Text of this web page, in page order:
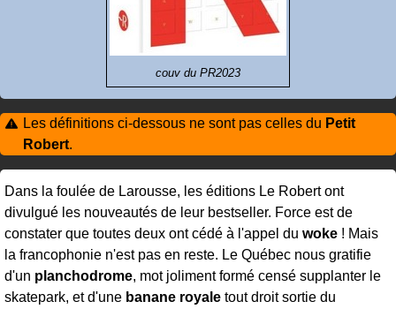
couv du PR2023
Les définitions ci-dessous ne sont pas celles du Petit
Robert.
Dans la foulée de Larousse, les éditions Le Robert ont
divulgué les nouveautés de leur bestseller. Force est de
constater que toutes deux ont cédé à l'appel du woke ! Mais
la francophonie n'est pas en reste. Le Québec nous gratifie
d'un planchodrome, mot joliment formé censé supplanter le
skatepark, et d'une banane royale tout droit sortie du